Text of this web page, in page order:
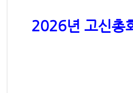
2026년 고신총